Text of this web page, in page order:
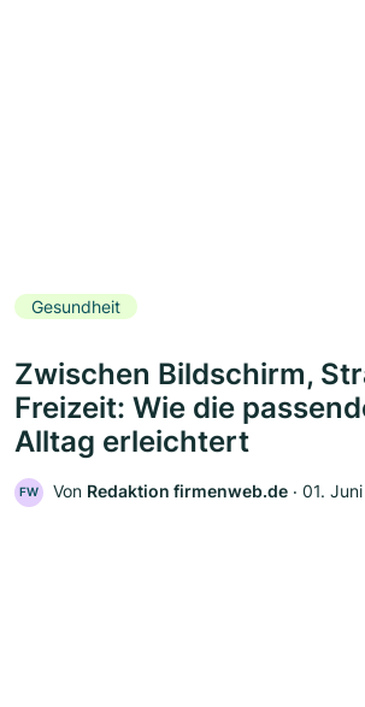
Gesundheit
Zwischen Bildschirm,
Freizeit: Wie die
Alltag erleichtert
FW Von Redaktion firmenweb.de ‧ 01.